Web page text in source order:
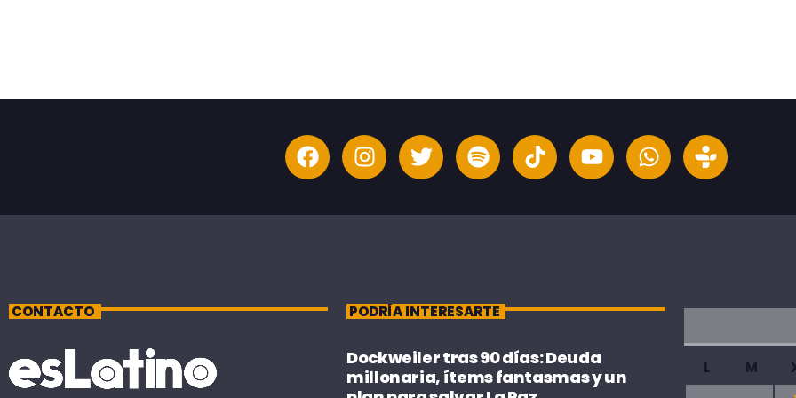
CONTACTO PODRÍA INTERESARTE
Dockweiler tras 90 días: Deuda
millonaria, ítems fantasmas y un
L M